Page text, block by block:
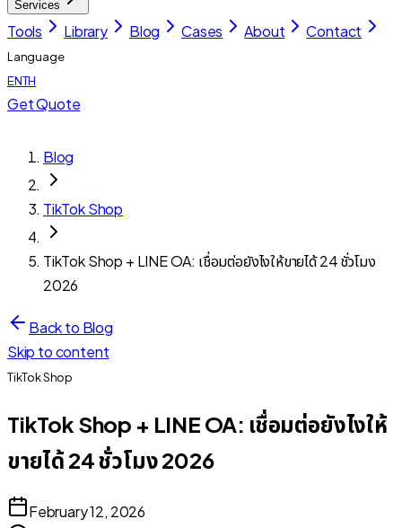
Services
Tools Library Blog Cases About Contact
Language
ENTH
Get Quote
Blog
TikTok Shop
TikTok Shop + LINE OA: เชื่อมต่อยังไงให้ขายได้ 24 ชั่วโมง
2026
Back to Blog
Skip to content
TikTok Shop
TikTok Shop + LINE OA: เชื่อมต่อยังไงให้
ขายได้ 24 ชั่วโมง 2026
February 12, 2026